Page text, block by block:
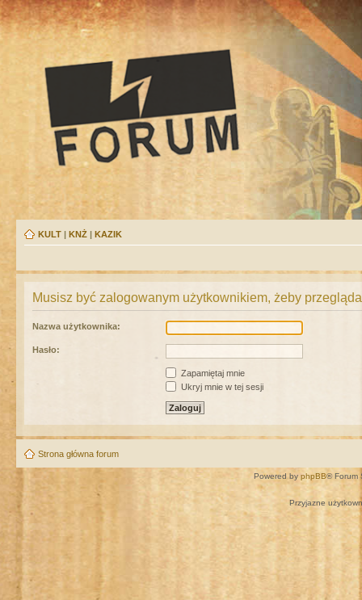
KULT | KNŻ | KAZIK
Musisz być zalogowanym użytkownikiem, żeby
Nazwa użytkownika:
Hasło:
Zapamiętaj mnie
Ukryj mnie w tej sesji
Strona główna forum
Powered by phpBB® Forum
Przyjazne